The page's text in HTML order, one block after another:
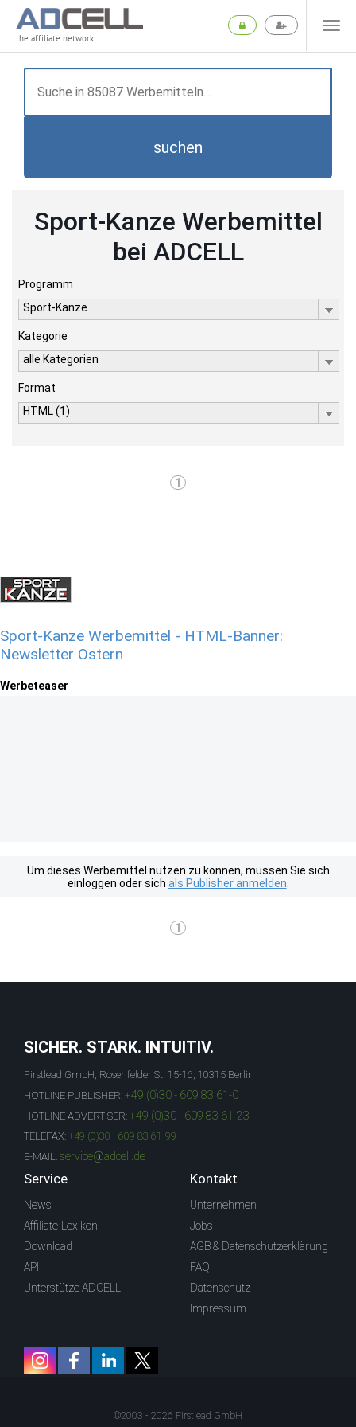
the affiliate network
suchen
Sport-Kanze Werbemittel
bei ADCELL
Programm
Sport-Kanze
Kategorie
alle Kategorien
Format
HTML (1)
1
Sport-Kanze Werbemittel - HTML-Banner:
Newsletter Ostern
Werbeteaser
Um dieses Werbemittel nutzen zu können, müssen Sie sich
einloggen oder sich als Publisher anmelden
1
SICHER. STARK. INTUITIV.
Firstlead GmbH, Rosenfelder St. 15-16, 10315 Berlin
HOTLINE PUBLISHER: +49 (0)30 - 609 83 61-0
HOTLINE ADVERTISER: +49 (0)30 - 609 83 61-23
TELEFAX: +49 (0)30 - 609 83 61-99
E-MAIL: service@adcell.de
Service
News
Affiliate-Lexikon
Download
API
Unterstütze ADCELL
Kontakt
Unternehmen
Jobs
AGB & Datenschutzerklärung
FAQ
Datenschutz
Impressum
©2003 - 2026 Firstlead GmbH